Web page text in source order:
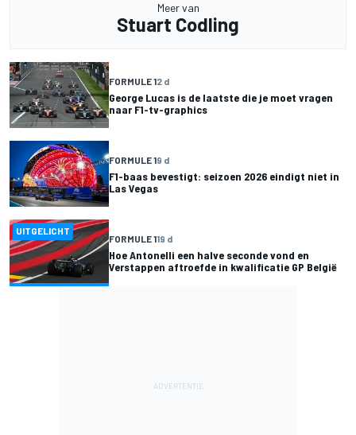
Meer van
Stuart Codling
FORMULE 12 d
George Lucas is de laatste die je moet vragen
naar F1-tv-graphics
FORMULE 19 d
F1-baas bevestigt: seizoen 2026 eindigt niet in
Las Vegas
UITGELICHT
FORMULE 119 d
Hoe Antonelli een halve seconde vond en
Verstappen aftroefde in kwalificatie GP België